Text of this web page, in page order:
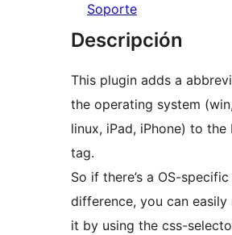
Soporte
Descripción
This plugin adds a
the operating system
linux, iPad, iPhone) to
tag.
So if there’s a OS-specific
difference, you can easily
it by using the css-